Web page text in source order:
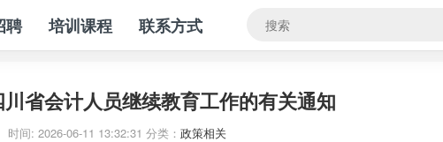
聘 培训课程 联系方式
省会计人员继续教育工作的有关通知
时间: 2026-06-11 13:32:31分类：政策相关